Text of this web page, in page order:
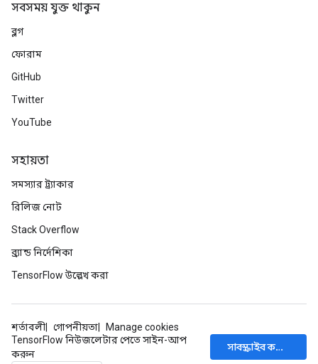
সবসময় যুক্ত থাকুন
ব্লগ
ফোরাম
GitHub
Twitter
YouTube
সহায়তা
সমস্যার ট্র্যাকার
রিলিজ নোট
Stack Overflow
ব্র্যান্ড নির্দেশিকা
TensorFlow উল্লেখ করা
শর্তাবলী গোপনীয়তা
Manage cookies
TensorFlow নিউজলেটার পেতে সাইন-আপ
করুন
সাবস্ক্রাইব করুন